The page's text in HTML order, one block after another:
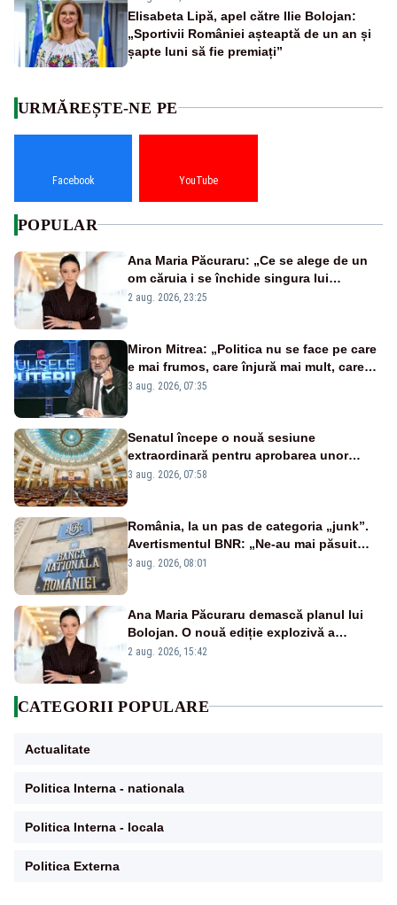
Elisabeta Lipă, apel către Ilie Bolojan:
„Sportivii României așteaptă de un an și
șapte luni să fie premiați”
URMĂREȘTE-NE PE
Facebook YouTube
POPULAR
Ana Maria Păcuraru: „Ce se alege de un
om căruia i se închide singura lui
portiță?”
2 aug. 2026, 23:25
Miron Mitrea: „Politica nu se face pe care
e mai frumos, care înjură mai mult, care
țipă mai tare, ci pe proiecte”
3 aug. 2026, 07:35
Senatul începe o nouă sesiune
extraordinară pentru aprobarea unor
jaloane din PNRR
3 aug. 2026, 07:58
România, la un pas de categoria „junk”.
Avertismentul BNR: „Ne-au mai păsuit
pentru câteva luni”
3 aug. 2026, 08:01
Ana Maria Păcuraru demască planul lui
Bolojan. O nouă ediție explozivă a
emisiunii „Miza Zilei” la Realitatea PLUS
2 aug. 2026, 15:42
CATEGORII POPULARE
Actualitate
Politica Interna - nationala
Politica Interna - locala
Politica Externa